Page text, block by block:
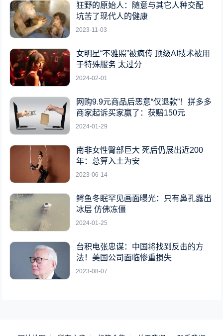
狂野的原始人：随意与其它人种交配
坑苦了现代人的健康
2023-11-03
女明星“不雅照”被疯传 顶级AI技术被用
于特殊服务 太过分
2024-02-01
网购9.9元商品后恶意“仅退款”！拼多多
商家起诉买家赢了：获赔150元
2024-01-29
南非女性臀部巨大 死后仍展出近200
年：总算入土为安
2023-06-14
鳄鱼冬眠罕见画面曝光：只有鼻孔露出
冰层 仿佛冻僵
2024-01-25
台积电张忠谋：中国将找到反击的方
法！美国公司面临惨重损失
2023-08-07